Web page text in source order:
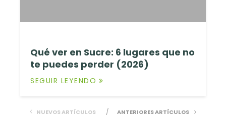
Qué ver en Sucre: 6 lugares que no
te puedes perder (2026)
SEGUIR LEYENDO
NUEVOS ARTÍCULOS ANTERIORES ARTÍCULOS